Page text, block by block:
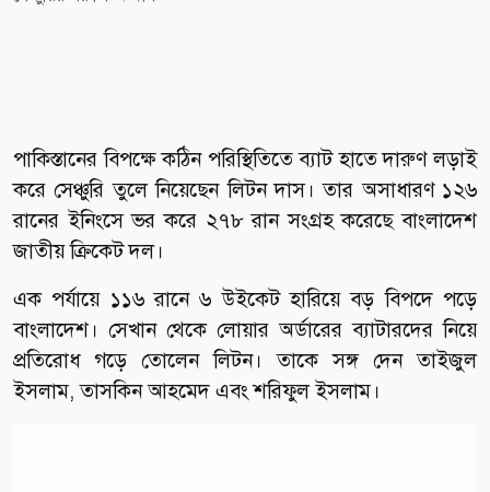
পাকিস্তানের বিপক্ষে কঠিন পরিস্থিতিতে ব্যাট হাতে দারুণ লড়াই
করে সেঞ্চুরি তুলে নিয়েছেন লিটন দাস। তার অসাধারণ ১২৬
রানের ইনিংসে ভর করে ২৭৮ রান সংগ্রহ করেছে বাংলাদেশ
জাতীয় ক্রিকেট দল।
এক পর্যায়ে ১১৬ রানে ৬ উইকেট হারিয়ে বড় বিপদে পড়ে
বাংলাদেশ। সেখান থেকে লোয়ার অর্ডারের ব্যাটারদের নিয়ে
প্রতিরোধ গড়ে তোলেন লিটন। তাকে সঙ্গ দেন তাইজুল
ইসলাম, তাসকিন আহমেদ এবং শরিফুল ইসলাম।